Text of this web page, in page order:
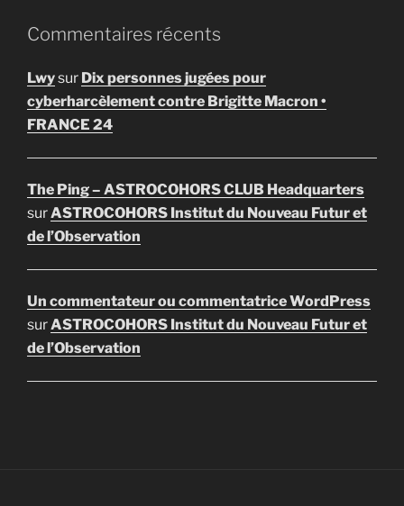
Commentaires récents
Lwysur Dix personnes jugées pour
cyberharcèlement contre Brigitte Macron •
FRANCE 24
The Ping – ASTROCOHORS CLUB Headquarters
surASTROCOHORS Institut du Nouveau Futur et
de l’Observation
Un commentateur ou commentatrice WordPress
surASTROCOHORS Institut du Nouveau Futur et
de l’Observation